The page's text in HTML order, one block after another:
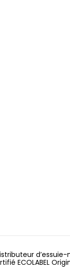
distributeur
ECOLABEL